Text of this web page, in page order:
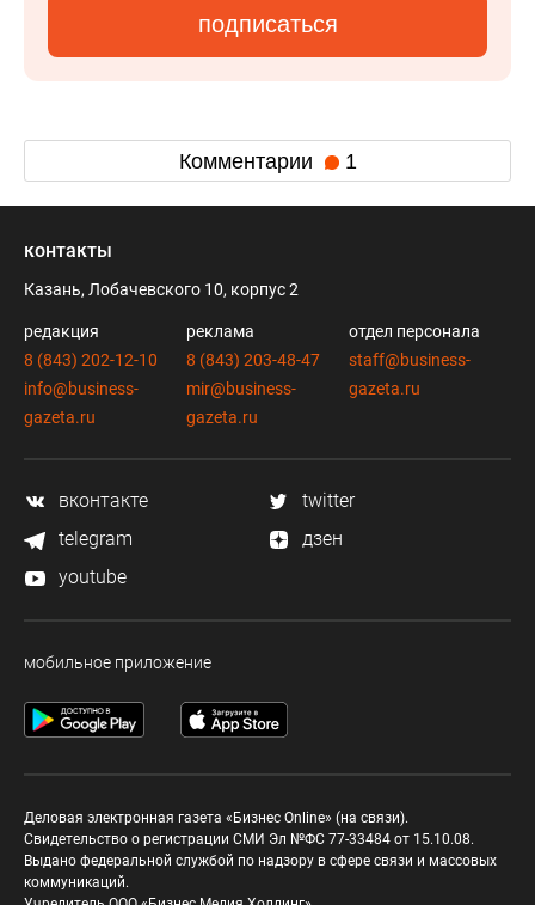
подписаться
Комментарии 1
контакты
Казань, Лобачевского 10, корпус 2
редакция
8 (843) 202-12-10
info@business-
gazeta.ru
реклама
8 (843) 203-48-47
mir@business-
gazeta.ru
отдел персонала
staff@business-
gazeta.ru
вконтакте
twitter
telegram
дзен
youtube
мобильное приложение
Деловая электронная газета «Бизнес Online» (на связи).
Свидетельство о регистрации СМИ Эл №ФС 77-33484 от 15.10.08.
Выдано федеральной службой по надзору в сфере связи и массовых
коммуникаций.